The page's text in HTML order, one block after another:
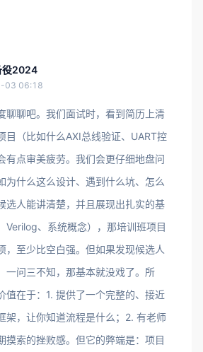
役2024
03 06:18
聊聊吧。我们面试时，看到简历上清
目（比如什么AXI总线验证、UART控
有点审美疲劳。我们会更仔细地盘问
为什么这么设计、遇到什么坑、怎么
选人能讲清楚，并且展现出扎实的基
Verilog、系统概念），那培训班项目
，至少比空白强。但如果发现候选人
一问三不知，那基本就没戏了。所
值在于：1. 提供了一个完整的、接近
架，让你知道流程是什么；2. 有老师
摸索的挫败感。但它的弊端是：项目